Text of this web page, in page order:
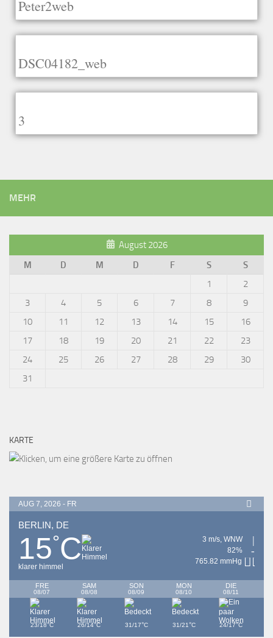
Peter2web
DSC04182_web
3
MEHR
August 2026
M
D M D F S
S
1
2
3
4 5 6 7 8
9
10
11 12 13 14 15
16
17
18 19 20 21 22
23
24
25 26 27 28 29
30
31
KARTE
AUG 7, 2026 - FR
BERLIN, DE
15°C
klarer himmel
3 m/s, WNW
82%
765.82 mmHg
FRE
08/07
SAM
08/08
SON
08/09
MON
08/10
DIE
08/11
23/18°C 26/14°C 31/17°C 31/21°C 24/17°C